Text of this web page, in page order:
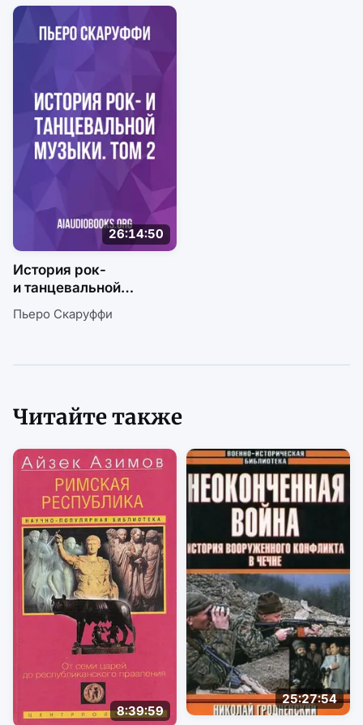
26:14:50
История рок-
и танцевальной
музыки. Том 2
Пьеро Скаруффи
Читайте также
8:39:59
25:27:54